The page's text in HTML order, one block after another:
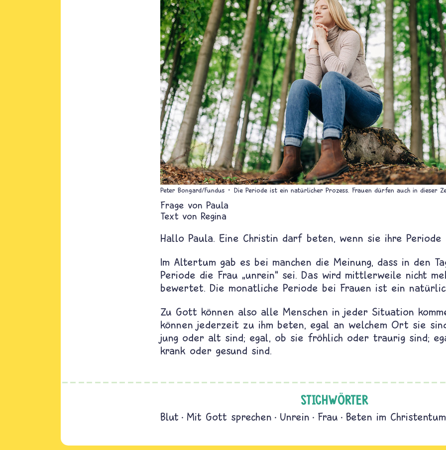
Peter Bongard/Fundus Die Periode ist ein natürlicher Prozess. Frauen dürfen auch in dieser
Paula
Text von Regina
Hallo Paula. Eine Christin darf beten, wenn sie ihre Periode
Im Altertum gab es bei manchen die Meinung, dass in den
Periode die Frau „unrein“ sei. Das wird mittlerweile nicht
bewertet. Die monatliche Periode bei Frauen ist ein
Zu Gott können also alle Menschen in jeder Situation
können jederzeit zu ihm beten, egal an welchem Ort sie
jung oder alt sind; egal, ob sie fröhlich oder traurig sind;
krank oder gesund sind.
STICHWÖRTER
Blut Mit Gott sprechen Unrein Frau Beten im Christentum